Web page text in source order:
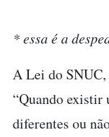
* essa é a
A Lei do
“Quando existir
diferentes ou